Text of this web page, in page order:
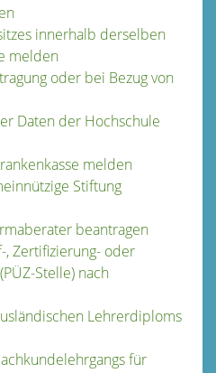
innerhalb derselben
melden
oder bei Bezug von
Daten der Hochschule
melden
Stiftung
beantragen
, Zertifizierung- oder
Stelle) nach
Lehrerdiploms
für